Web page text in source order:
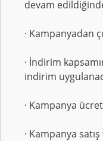
devam
· Kampanyadan
· İndirim
indirim
· Kampanya
· Kampanya